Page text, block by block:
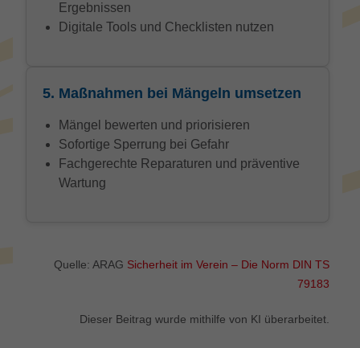
Ergebnissen
Digitale Tools und Checklisten nutzen
5. Maßnahmen bei Mängeln umsetzen
Mängel bewerten und priorisieren
Sofortige Sperrung bei Gefahr
Fachgerechte Reparaturen und präventive
Wartung
Quelle: ARAG Sicherheit im Verein – Die Norm DIN TS
79183
Dieser Beitrag wurde mithilfe von KI überarbeitet.